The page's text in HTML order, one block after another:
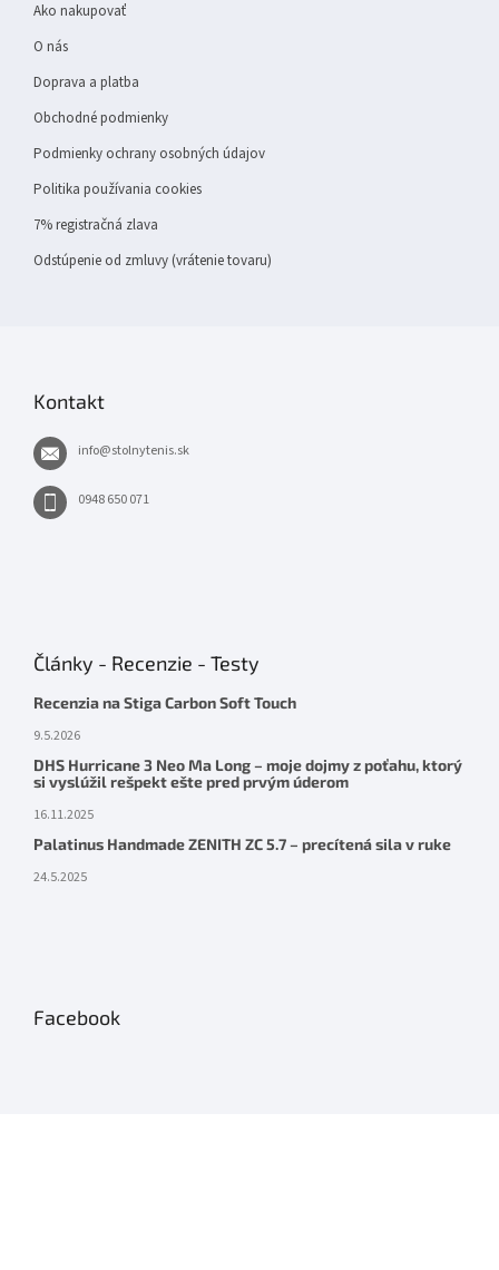
Ako nakupovať
O nás
Doprava a platba
Obchodné podmienky
Podmienky ochrany osobných údajov
Politika používania cookies
7% registračná zlava
Odstúpenie od zmluvy (vrátenie tovaru)
Kontakt
info@stolnytenis.sk
0948 650 071
Články - Recenzie - Testy
Recenzia na Stiga Carbon Soft Touch
9.5.2026
DHS Hurricane 3 Neo Ma Long – moje dojmy z poťahu, ktorý
si vyslúžil rešpekt ešte pred prvým úderom
16.11.2025
Palatinus Handmade ZENITH ZC 5.7 – precítená sila v ruke
24.5.2025
Facebook